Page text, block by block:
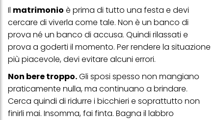
Il matrimonio è prima di tutto una festa e devi
cercare di viverla come tale. Non è un banco di
prova né un banco di accusa. Quindi rilassati e
prova a goderti il momento. Per rendere la situazione
più piacevole, devi evitare alcuni errori.
Non bere troppo.Gli sposi spesso non mangiano
praticamente nulla, ma continuano a brindare.
Cerca quindi di ridurre i bicchieri e soprattutto non
finirli mai. Insomma, fai finta. Bagna il labbro